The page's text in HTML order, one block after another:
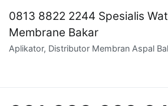
content
0813 8822 2244 Spesialis
Membrane Bakar
Aplikator, Distributor Membran Aspal